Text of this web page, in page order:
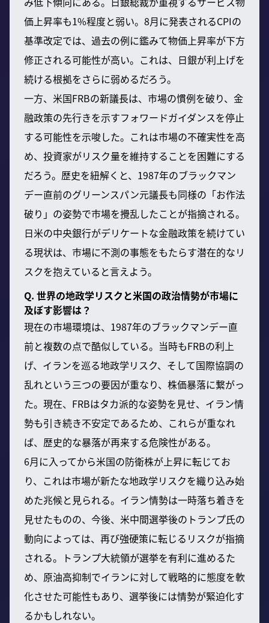
価上昇率も1%程度と弱い。8月に発表されるCPIの
基準改定では、過去の例に鑑みて物価上昇率が下方
修正される可能性が高い。これは、日銀が利上げを
続ける根拠をさらに弱めるだろう。
一方、米国FRBの新議長は、市場の慣例を破り、金
融政策の先行きを示すフォワードガイダンスを停止
する可能性を示唆した。これは市場の不確実性を高
め、投資家がリスク量を維持することを困難にする
だろう。歴史を紐解くと、1987年のブラックマン
デー直前のグリーンスパン元議長も同様の「お作法
破り」の姿勢で市場を攪乱したことが指摘される。
日米の中央銀行がデリケートな金融政策を続けてい
る現状は、市場に不測の事態をもたらす潜在的なリ
スクを抱えていると言えよう。
Q. 世界の地政学リスクと米国の政治情勢が市場に
及ぼす影響は？
現在の市場環境は、1987年のブラックマンデー直
前と複数の点で酷似している。当時もFRBの利上
げ、イランを巡る地政学リスク、そして国際協調の
乱れという三つの要因が重なり、株価暴落に繋がっ
た。現在、FRBはタカ派的な姿勢を見せ、イラン情
勢も引き続き不安定であるため、これらが重なれ
ば、歴史的な暴落が再来する危険性がある。
6月に入ってから米国の防衛株が上昇に転じてお
り、これは市場が新たな地政学リスクを織り込み始
めた兆候と見られる。イラン情勢は一時落ち着きを
見せたものの、今後、米中間選挙後のトランプ氏の
動向によっては、再び強硬策に転じるリスクが指摘
される。トランプ大統領が選挙を有利に進めるた
め、原油高抑制でイランに対して戦略的に態度を軟
化させた可能性もあり、選挙後には情勢が緊迫化す
るかもしれない。